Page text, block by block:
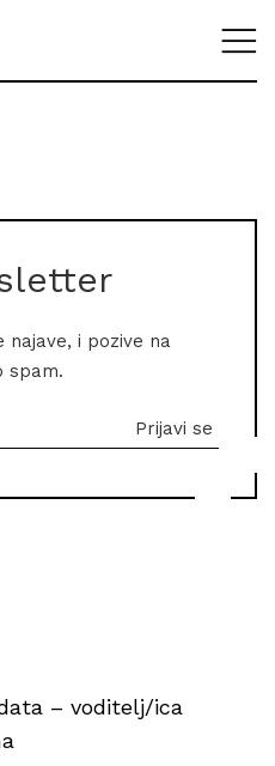
najave, i pozive na
spam.
– voditelj/ica